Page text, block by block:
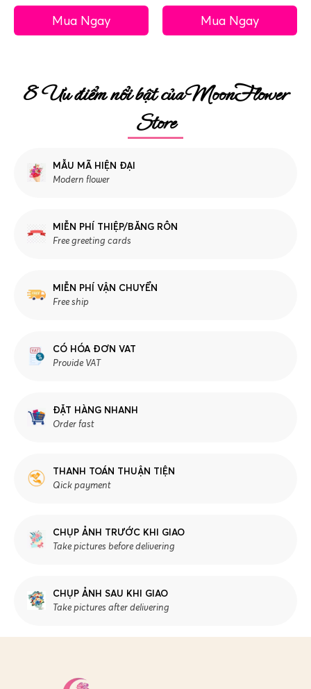
Mua Ngay Mua Ngay
8 Ưu điểm nổi bật của MoonFlower
Store
MẪU MÃ HIỆN ĐẠI
Modern flower
MIỄN PHÍ THIỆP/BĂNG RÔN
Free greeting cards
MIỄN PHÍ VẬN CHUYỂN
Free ship
CÓ HÓA ĐƠN VAT
Provide VAT
ĐẶT HÀNG NHANH
Order fast
THANH TOÁN THUẬN TIỆN
Qick payment
CHỤP ẢNH TRƯỚC KHI GIAO
Take pictures before delivering
CHỤP ẢNH SAU KHI GIAO
Take pictures after delivering